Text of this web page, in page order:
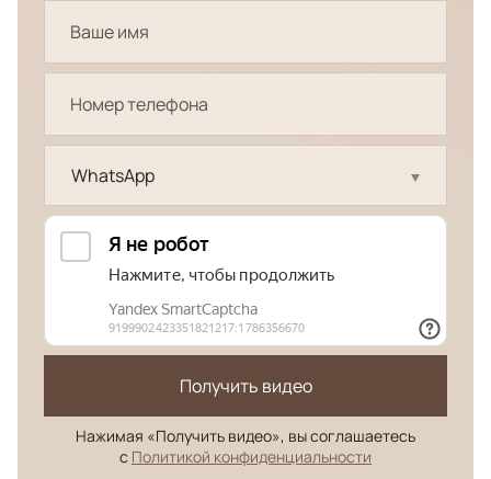
WhatsApp
Получить видео
Нажимая «Получить видео», вы соглашаетесь
с Политикой конфиденциальности